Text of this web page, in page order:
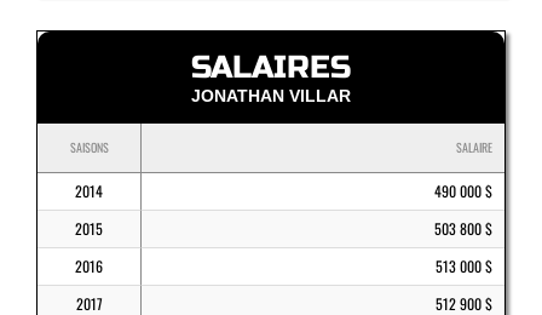
SALAIRES
JONATHAN VILLAR
SAISONS SALAIRE
2014
490 000 $
2015
503 800 $
2016
513 000 $
2017
512 900 $